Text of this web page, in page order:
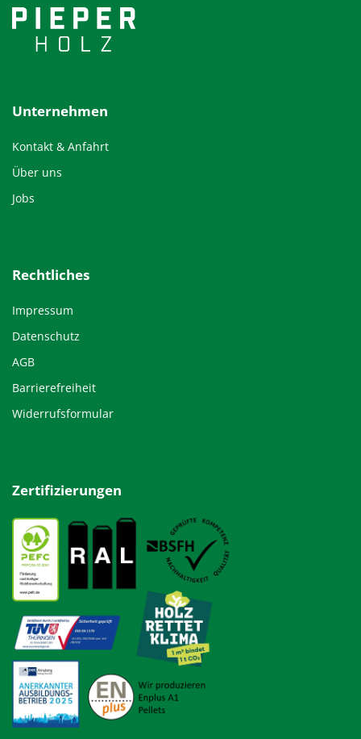
Unternehmen
Kontakt & Anfahrt
Über uns
Jobs
Rechtliches
Impressum
Datenschutz
AGB
Barrierefreiheit
Widerrufsformular
Zertifizierungen